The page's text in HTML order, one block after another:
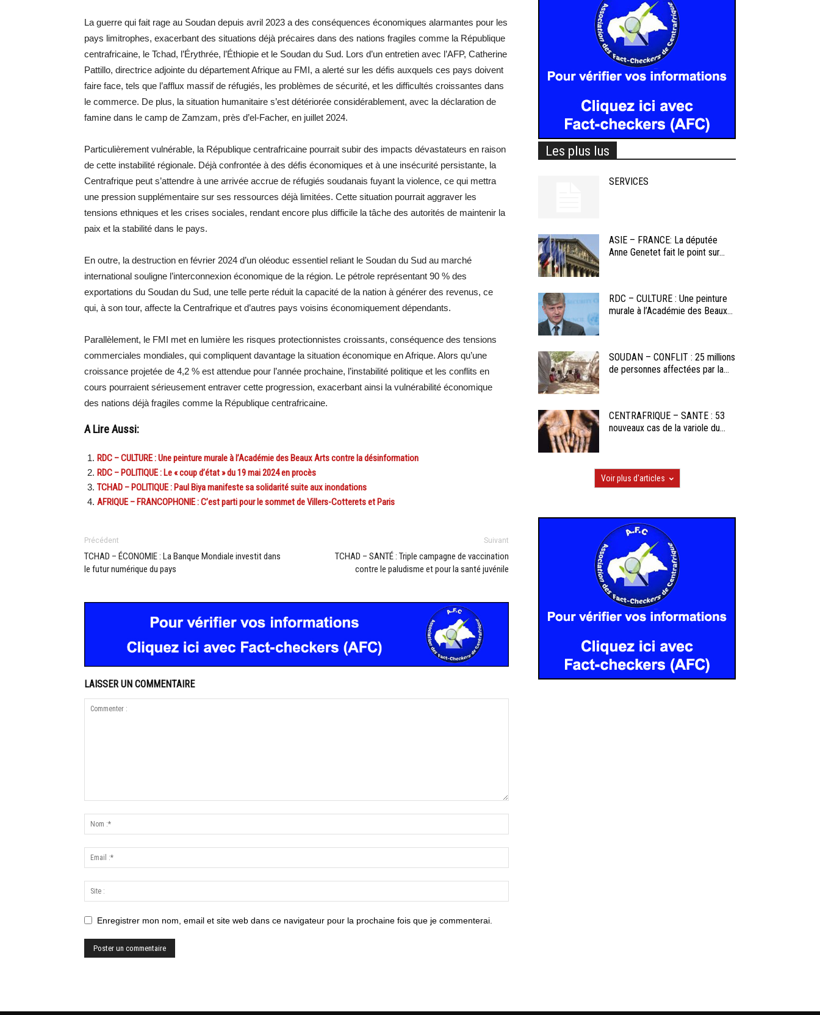
La guerre qui fait rage au Soudan depuis avril 2023 a des conséquences économiques alarmantes pour les
pays limitrophes, exacerbant des situations déjà précaires dans des nations fragiles comme la République
centrafricaine, le Tchad, l’Érythrée, l’Éthiopie et le Soudan du Sud. Lors d’un entretien avec l’AFP, Catherine
Pattillo, directrice adjointe du département Afrique au FMI, a alerté sur les défis auxquels ces pays doivent
faire face, tels que l’afflux massif de réfugiés, les problèmes de sécurité, et les difficultés croissantes dans
le commerce. De plus, la situation humanitaire s’est détériorée considérablement, avec la déclaration de
famine dans le camp de Zamzam, près d’el-Facher, en juillet 2024.
Particulièrement vulnérable, la République centrafricaine pourrait subir des impacts dévastateurs en raison
de cette instabilité régionale. Déjà confrontée à des défis économiques et à une insécurité persistante, la
Centrafrique peut s’attendre à une arrivée accrue de réfugiés soudanais fuyant la violence, ce qui mettra
une pression supplémentaire sur ses ressources déjà limitées. Cette situation pourrait aggraver les
tensions ethniques et les crises sociales, rendant encore plus difficile la tâche des autorités de maintenir la
paix et la stabilité dans le pays.
En outre, la destruction en février 2024 d’un oléoduc essentiel reliant le Soudan du Sud au marché
international souligne l’interconnexion économique de la région. Le pétrole représentant 90 % des
exportations du Soudan du Sud, une telle perte réduit la capacité de la nation à générer des revenus, ce
qui, à son tour, affecte la Centrafrique et d’autres pays voisins économiquement dépendants.
Parallèlement, le FMI met en lumière les risques protectionnistes croissants, conséquence des tensions
commerciales mondiales, qui compliquent davantage la situation économique en Afrique. Alors qu’une
croissance projetée de 4,2 % est attendue pour l’année prochaine, l’instabilité politique et les conflits en
cours pourraient sérieusement entraver cette progression, exacerbant ainsi la vulnérabilité économique
des nations déjà fragiles comme la République centrafricaine.
A Lire Aussi:
RDC – CULTURE : Une peinture murale à l’Académie des Beaux Arts contre la désinformation
RDC – POLITIQUE : Le « coup d’état » du 19 mai 2024 en procès
TCHAD – POLITIQUE : Paul Biya manifeste sa solidarité suite aux inondations
AFRIQUE – FRANCOPHONIE : C’est parti pour le sommet de Villers-Cotterets et Paris
Précédent
TCHAD – ÉCONOMIE : La Banque Mondiale investit dans
le futur numérique du pays
Suivant
TCHAD – SANTÉ : Triple campagne de vaccination
contre le paludisme et pour la santé juvénile
LAISSER UN COMMENTAIRE
Enregistrer mon nom, email et site web dans ce navigateur pour la prochaine fois que je commenterai.
Les plus lus
SERVICES
ASIE – FRANCE: La députée
Anne Genetet fait le point sur...
RDC – CULTURE : Une peinture
murale à l’Académie des Beaux...
SOUDAN – CONFLIT : 25 millions
de personnes affectées par la...
CENTRAFRIQUE – SANTE : 53
nouveaux cas de la variole du...
Voir plus d'articles